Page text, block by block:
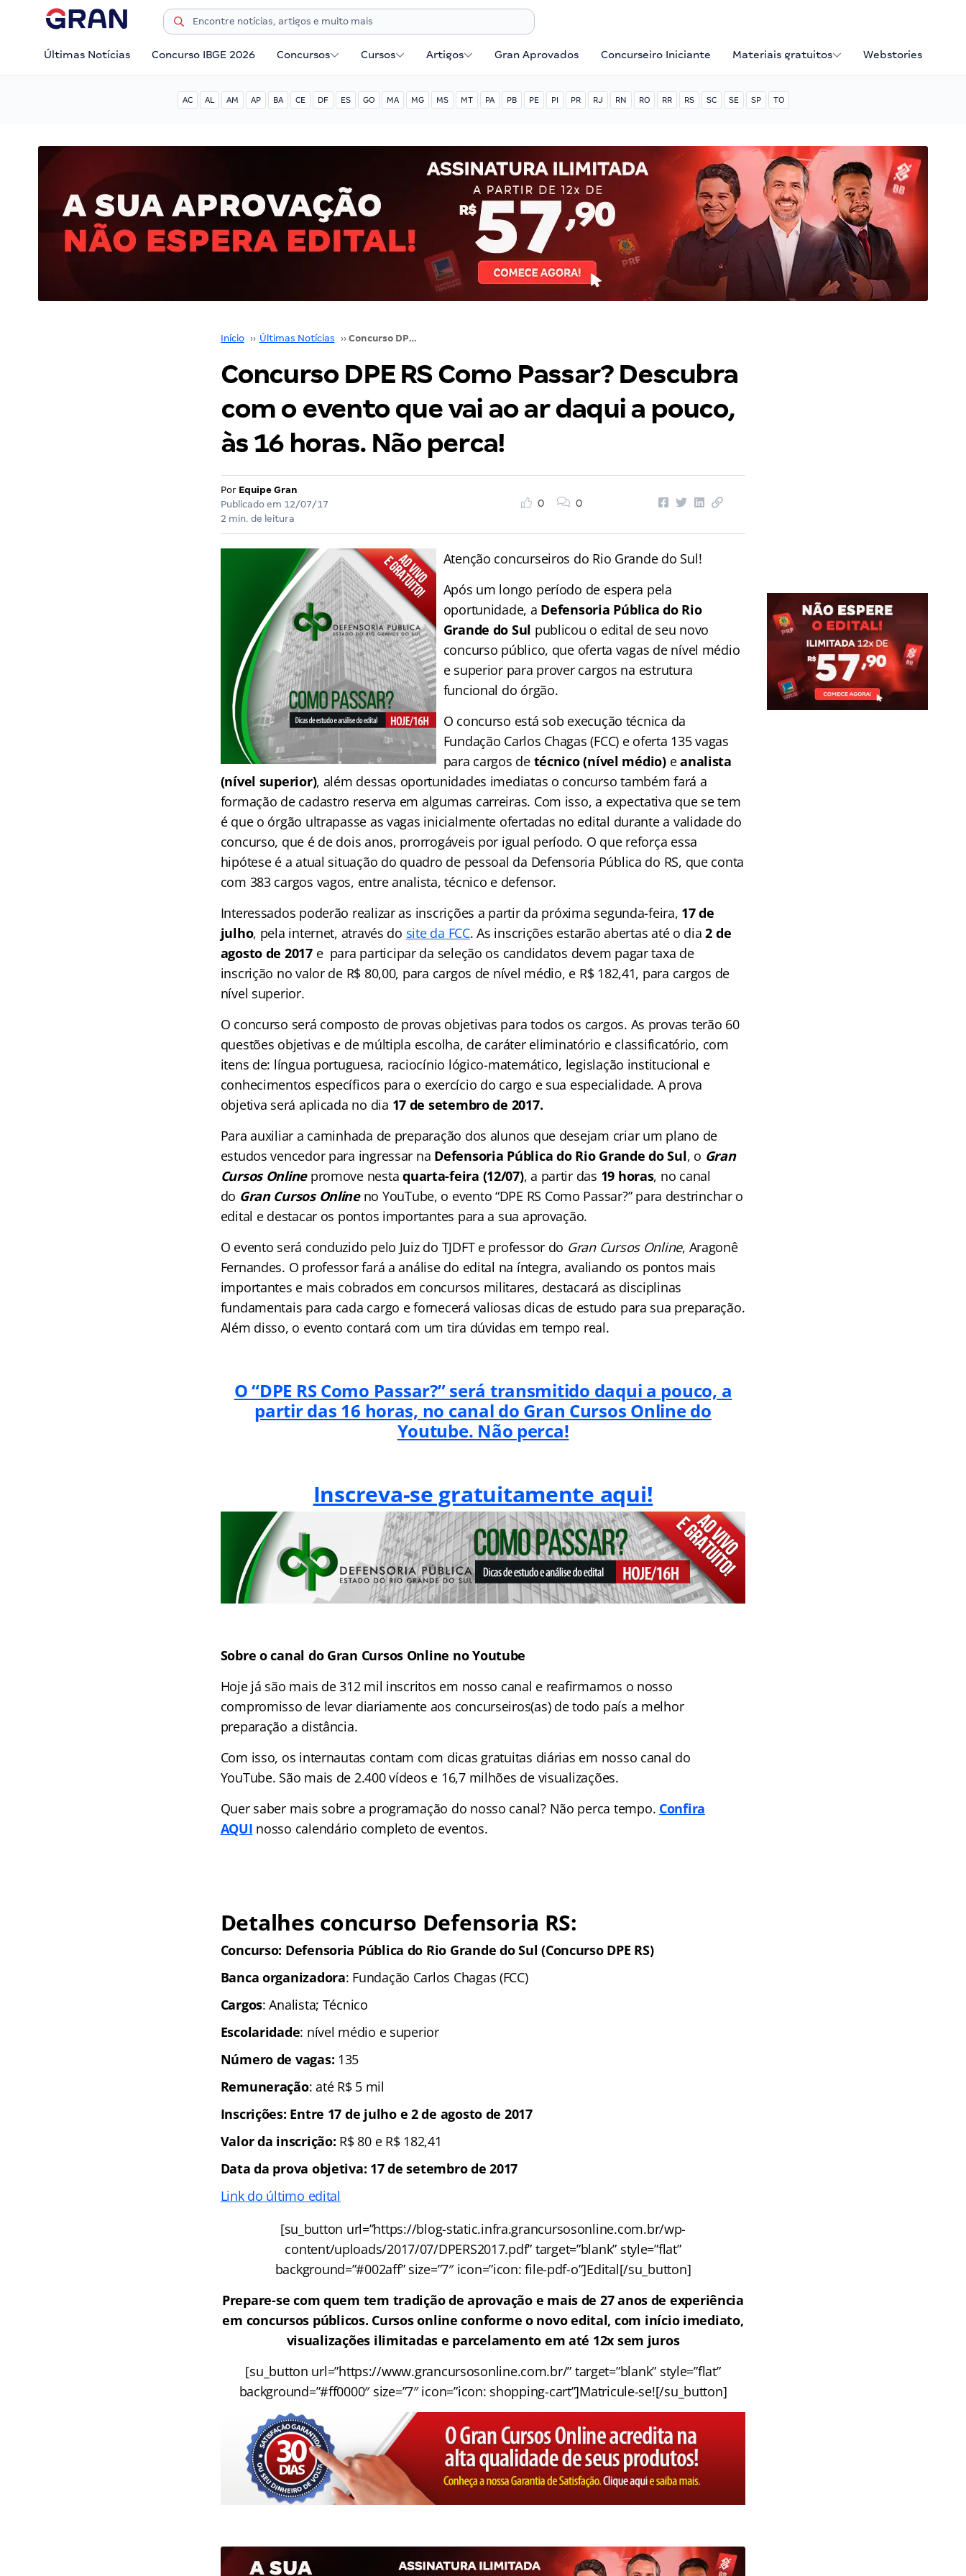
Últimas Notícias Concurso IBGE 2026 Concursos Cursos Artigos Gran Aprovados Concurseiro Iniciante Materiais gratuitos Webstories
AC AL AM AP BA CE DF ES GO MA MG MS MT PA PB PE PI PR RJ RN RO RR RS SC SE SP TO
Início ›› Últimas Notícias ›› Concurso DPE RS Como Passar? Descubra com o evento que vai ao ar daqui a pouco, às 16 horas. Não perca!
Concurso DPE RS Como Passar? Descubra
com o evento que vai ao ar daqui a pouco,
às 16 horas. Não perca!
Por Equipe Gran
Publicado em 12/07/17
2 min. de leitura
0 0
Atenção concurseiros do Rio Grande do Sul!
Após um longo período de espera pela
oportunidade, a Defensoria Pública do Rio
Grande do Sul publicou o edital de seu novo
concurso público, que oferta vagas de nível médio
e superior para prover cargos na estrutura
funcional do órgão.
O concurso está sob execução técnica da
Fundação Carlos Chagas (FCC) e oferta 135 vagas
para cargos de técnico (nível médio)eanalista
(nível superior), além dessas oportunidades imediatas o concurso também fará a
formação de cadastro reserva em algumas carreiras. Com isso, a expectativa que se tem
é que o órgão ultrapasse as vagas inicialmente ofertadas no edital durante a validade do
concurso, que é de dois anos, prorrogáveis por igual período. O que reforça essa
hipótese é a atual situação do quadro de pessoal da Defensoria Pública do RS, que conta
com 383 cargos vagos, entre analista, técnico e defensor.
Interessados poderão realizar as inscrições a partir da próxima segunda-feira, 17 de
julho, pela internet, através do site da FCC. As inscrições estarão abertas até o dia2 de
agosto de 2017e para participar da seleção os candidatos devem pagar taxa de
inscrição no valor de R$ 80,00, para cargos de nível médio, e R$ 182,41, para cargos de
nível superior.
O concurso será composto de provas objetivas para todos os cargos. As provas terão 60
questões objetivas e de múltipla escolha, de caráter eliminatório e classificatório, com
itens de: língua portuguesa, raciocínio lógico-matemático, legislação institucional e
conhecimentos específicos para o exercício do cargo e sua especialidade. A prova
objetiva será aplicada no dia 17 de setembro de 2017.
Para auxiliar a caminhada de preparação dos alunos que desejam criar um plano de
estudos vencedor para ingressar na Defensoria Pública do Rio Grande do Sul, o Gran
Cursos Onlinepromove nestaquarta-feira (12/07), a partir das 19 horas, no canal
do Gran Cursos Onlineno YouTube, o evento “DPE RS Como Passar?” para destrinchar o
edital e destacar os pontos importantes para a sua aprovação.
O evento será conduzido pelo Juiz do TJDFT e professor do Gran Cursos Online, Aragonê
Fernandes. O professor fará a análise do edital na íntegra, avaliando os pontos mais
importantes e mais cobrados em concursos militares, destacará as disciplinas
fundamentais para cada cargo e fornecerá valiosas dicas de estudo para sua preparação.
Além disso, o evento contará com um tira dúvidas em tempo real.
O “DPE RS Como Passar?” será transmitido daqui a pouco, a
partir das 16 horas, no canal do Gran Cursos Online do
Youtube. Não perca!
Inscreva-se gratuitamente aqui!
Sobre o canal do Gran Cursos Online no Youtube
Hoje já são mais de 312 mil inscritos em nosso canal e reafirmamos o nosso
compromisso de levar diariamente aos concurseiros(as) de todo país a melhor
preparação a distância.
Com isso, os internautas contam com dicas gratuitas diárias em nosso canal do
YouTube. São mais de 2.400 vídeos e 16,7 milhões de visualizações.
Quer saber mais sobre a programação do nosso canal? Não perca tempo. Confira
AQUI nosso calendário completo de eventos.
Detalhes concurso Defensoria RS:
Concurso: Defensoria Pública do Rio Grande do Sul (Concurso DPE RS)
Banca organizadora: Fundação Carlos Chagas (FCC)
Cargos: Analista; Técnico
Escolaridade: nível médio e superior
Número de vagas: 135
Remuneração: até R$ 5 mil
Inscrições: Entre 17 de julho e 2 de agosto de 2017
Valor da inscrição: R$ 80 e R$ 182,41
Data da prova objetiva: 17 de setembro de 2017
Link do último edital
[su_button url=”https://blog-static.infra.grancursosonline.com.br/wp-
content/uploads/2017/07/DPERS2017.pdf” target=”blank” style=”flat”
background=”#002aff” size=”7″ icon=”icon: file-pdf-o”]Edital[/su_button]
Prepare-se com quem tem tradição de aprovação e mais de 27 anos de experiência
em concursos públicos. Cursos online conforme o novo edital, com início imediato,
visualizações ilimitadas e parcelamento em até 12x sem juros
[su_button url=”https://www.grancursosonline.com.br/” target=”blank” style=”flat”
background=”#ff0000″ size=”7″ icon=”icon: shopping-cart”]Matricule-se![/su_button]